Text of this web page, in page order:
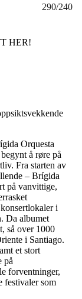
290/240
HER!
Orquesta
å røre på
Fra starten av
– Brígida
på vanvittige,
i
Da albumet
så over 1000
i Santiago.
et stort
på
forventninger,
festivaler som